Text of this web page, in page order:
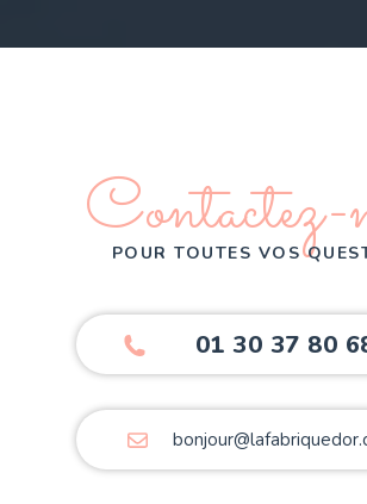
Contactez-
POUR TOUTES VOS
01 30 37 80